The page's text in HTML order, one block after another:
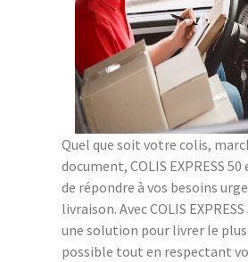
Quel que soit votre colis,
document, COLIS EXPRESS
de répondre à vos besoins
livraison. Avec COLIS
une solution pour livrer le
possible tout en respectant